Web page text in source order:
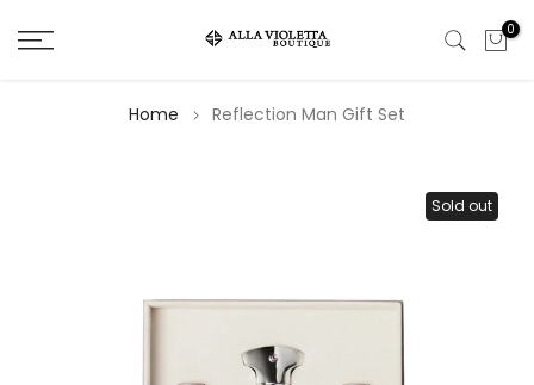
il
0
Home Reflection Man Gift Set
Sold out